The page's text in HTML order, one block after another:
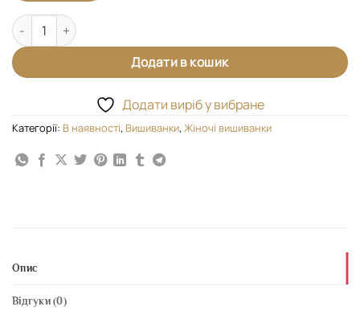
Вишиванка "Калина" кількість
Додати в кошик
Додати виріб у вибране
Категорії: В наявності, Вишиванки, Жіночі вишиванки
Опис
Відгуки (0)